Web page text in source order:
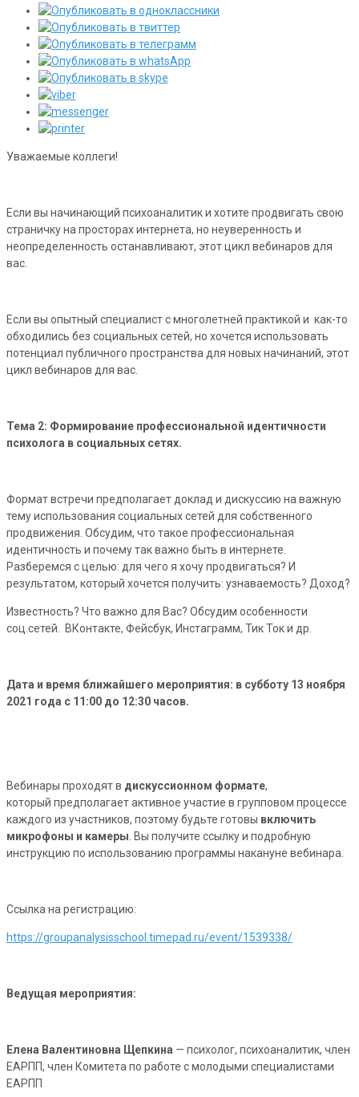
Уважаемые коллеги!
Если вы начинающий психоаналитик и хотите продвигать свою
страничку на просторах интернета, но неуверенность и
неопределенность останавливают, этот цикл вебинаров для
вас.
Если вы опытный специалист с многолетней практикой и как-то
обходились без социальных сетей, но хочется использовать
потенциал публичного пространства для новых начинаний, этот
цикл вебинаров для вас.
Тема 2: Формирование профессиональной идентичности
психолога в социальных сетях.
Формат встречи предполагает доклад и дискуссию на важную
тему использования социальных сетей для собственного
продвижения. Обсудим, что такое профессиональная
идентичность и почему так важно быть в интернете.
Разберемся с целью: для чего я хочу продвигаться? И
результатом, который хочется получить: узнаваемость? Доход?
Известность? Что важно для Вас? Обсудим особенности
соц.сетей. ВКонтакте, Фейсбук, Инстаграмм, Тик Ток и др.
Дата и время ближайшего мероприятия: в субботу 13 ноября
2021 года с 11:00 до 12:30 часов.
Вебинары проходят в дискуссионном формате,
который предполагает активное участие в групповом процессе
каждого из участников, поэтому будьте готовы включить
микрофоны и камеры . Вы получите ссылку и подробную
инструкцию по использованию программы накануне вебинара.
Ссылка на регистрацию:
https://groupanalysisschool.timepad.ru/event/1539338/
Ведущая мероприятия:
Елена Валентиновна Щепкина — психолог, психоаналитик, член
ЕАРПП, член Комитета по работе с молодыми специалистами
ЕАРПП